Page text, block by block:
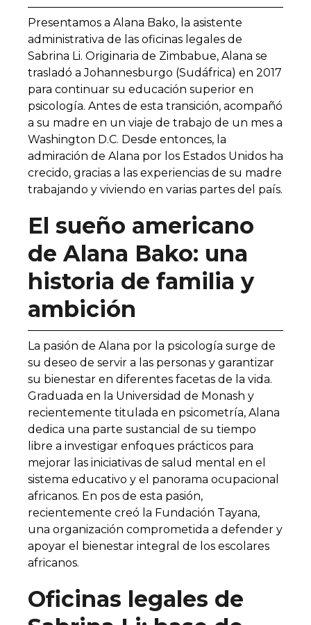
Presentamos a Alana Bako, la asistente
administrativa de las oficinas legales de
Sabrina Li. Originaria de Zimbabue, Alana se
trasladó a Johannesburgo (Sudáfrica) en 2017
para continuar su educación superior en
psicología. Antes de esta transición, acompañó
a su madre en un viaje de trabajo de un mes a
Washington D.C. Desde entonces, la
admiración de Alana por los Estados Unidos ha
crecido, gracias a las experiencias de su madre
trabajando y viviendo en varias partes del país.
El sueño americano
de Alana Bako: una
historia de familia y
ambición
La pasión de Alana por la psicología surge de
su deseo de servir a las personas y garantizar
su bienestar en diferentes facetas de la vida.
Graduada en la Universidad de Monash y
recientemente titulada en psicometría, Alana
dedica una parte sustancial de su tiempo
libre a investigar enfoques prácticos para
mejorar las iniciativas de salud mental en el
sistema educativo y el panorama ocupacional
africanos. En pos de esta pasión,
recientemente creó la Fundación Tayana,
una organización comprometida a defender y
apoyar el bienestar integral de los escolares
africanos.
Oficinas legales de